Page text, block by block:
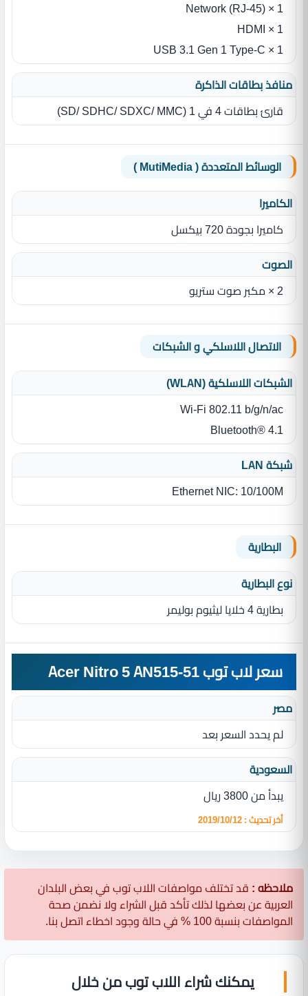
1 × Network (RJ-45)
1 × HDMI
1 × USB 3.1 Gen 1 Type-C
منافذ بطاقات الذاكرة
قارئ بطاقات 4 في 1 ‏(‏SD/ SDHC/ SDXC/ MMC‏)‏
الوسائط المتعددة ( MutiMedia )
الكاميرا
كاميرا بجودة 720 بيكسل
الصوت
2 × مكبر صوت ستريو
الاتصال اللاسلكي و الشبكات
الشبكات اللاسلكية (WLAN)
Wi‎-Fi 802.11 b/g/n/ac
Bluetooth® 4.1
شبكة LAN
Ethernet NIC‎:‎ 10/100M
البطارية
نوع البطارية‏
بطارية 4 خلايا ليثيوم بوليمر
سعر لاب توب Acer Nitro 5 AN515-51
مصر
لم يحدد السعر بعد
السعودية
يبدأ من 3800 ريال
أخر تحديث : 2019/10/12
ملاحظه : قد تختلف مواصفات اللاب توب في بعض البلدان
العربية عن بعضها لذلك تأكد قبل الشراء ولا نضمن صحة
المواصفات بنسبة 100 % في حالة وجود اخطاء اتصل بنا.
يمكنك شراء اللاب توب من خلال